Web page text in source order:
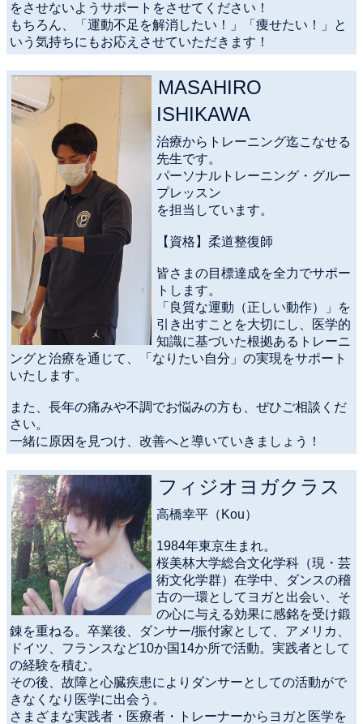
をさせないようサポートをさせてください！
もちろん、「運動不足を解消したい！」「痩せたい！」と
いう気持ちにもお応えさせていただきます！
MASAHIRO
ISHIKAWA
治療からトレーニング迄こなせる
先生です。
パーソナルトレーニング・グルー
プレッスン
を担当しています。
【資格】柔道整復師
皆さまの目標達成を全力でサポー
トします。
「良質な運動（正しい動作）」を
引き出すことを大切にし、医学的
知識に基づいた根拠あるトレーニ
ングと治療を通じて、「なりたい自分」の実現をサポート
いたします。
また、長年の痛みや不調でお悩みの方も、ぜひご相談くだ
さい。
一緒に原因を見つけ、改善へと導いていきましょう！
フィジオヨガクラス
高橋幸平（Kou）
1984年東京生まれ。
桜美林大学総合文化学科（現・芸
術文化学群）在学中、ダンスの稽
古の一環としてヨガと出会い、そ
の心に与える効果に感銘を受け鍛
錬を重ねる。卒業後、ダンサー/振付家として、アメリカ、
ドイツ、フランスなど10か国14か所で活動。実践者として
の経験を積む。
その後、故障と心臓疾患によりダンサーとしての活動がで
きなくなり医学に出会う。
さまざまな実践者・医療者・トレーナーからヨガと医学を